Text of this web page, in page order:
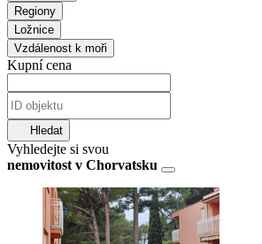
Regiony
Ložnice
Vzdálenost k moři
Kupní cena
Hledat
Vyhledejte si svou
nemovitost v Chorvatsku